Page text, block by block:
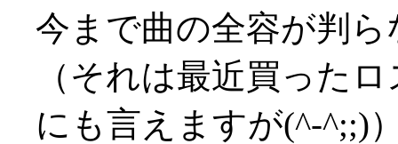
今まで曲の全容が判
（それは最近買った
にも言えますが(^-^;;)